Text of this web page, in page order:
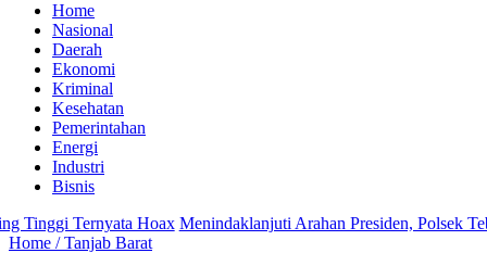
Home
Nasional
Daerah
Ekonomi
Kriminal
Kesehatan
Pemerintahan
Energi
Industri
Bisnis
Ternyata Hoax Menindaklanjuti Arahan Presiden, Polsek
Home /Tanjab Barat